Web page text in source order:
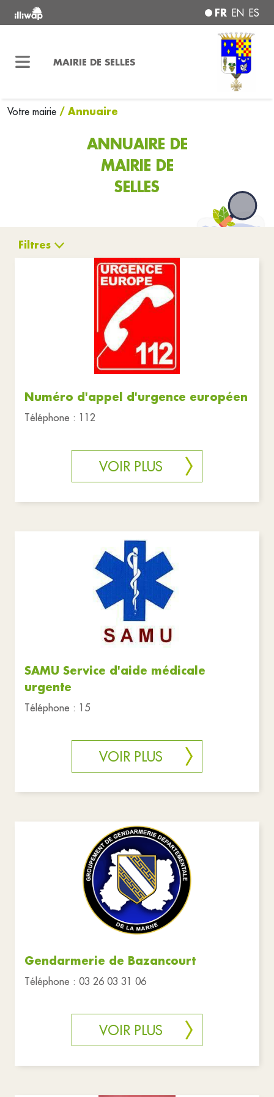
FR EN ES
MAIRIE DE SELLES
Votre mairie / Annuaire
ANNUAIRE DE
MAIRIE DE
SELLES
Filtres
Services publics
Réinitialiser les filtres
Numéro d'appel d'urgence européen
Téléphone : 112
VOIR PLUS
SAMU Service d'aide médicale
urgente
Téléphone : 15
VOIR PLUS
Gendarmerie de Bazancourt
Téléphone : 03 26 03 31 06
VOIR PLUS